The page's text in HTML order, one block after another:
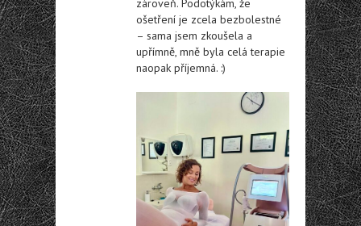
ošetření je zcela bezbolestné
– sama jsem zkoušela a
upřímně, mně byla celá terapie
naopak příjemná. :)